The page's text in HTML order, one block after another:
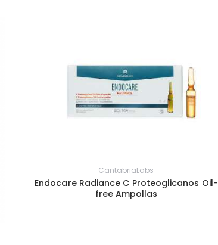
CantabriaLabs
Endocare Radiance C Proteoglicanos Oil-
free Ampollas